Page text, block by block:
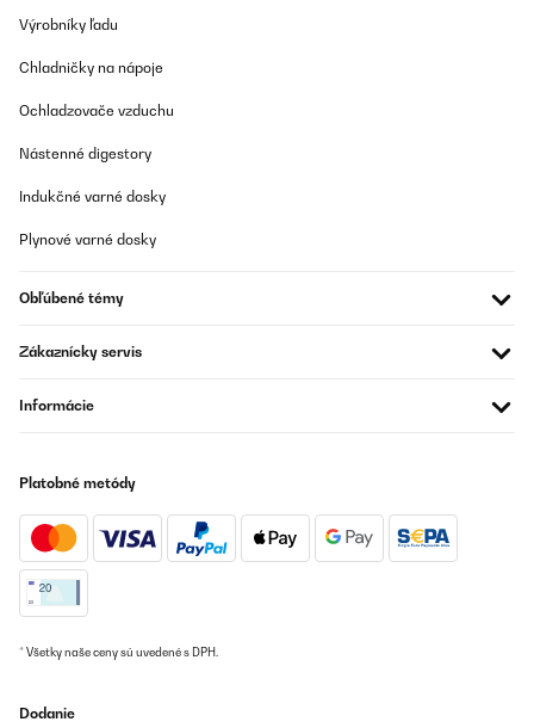
Výrobníky ľadu
Chladničky na nápoje
Ochladzovače vzduchu
Nástenné digestory
Indukčné varné dosky
Plynové varné dosky
Obľúbené témy
Zákaznícky servis
Informácie
Platobné metódy
* Všetky naše ceny sú uvedené s DPH.
Dodanie